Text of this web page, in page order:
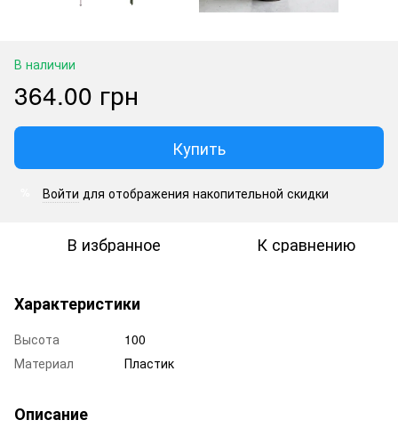
В наличии
364.00 грн
Купить
Войти для отображения накопительной скидки
В избранное К сравнению
Характеристики
Высота
100
Материал
Пластик
Описание